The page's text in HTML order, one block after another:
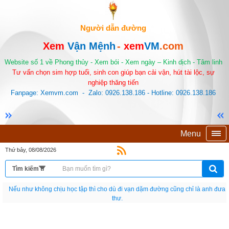
Người dẫn đường
Xem Vận Mệnh- xemVM.com
Website số 1 về Phong thủy - Xem bói - Xem ngày – Kinh dịch - Tâm linh
Tư vấn chọn sim hợp tuổi, sinh con giúp bạn cải vận, hút tài lộc, sự
nghiệp thăng tiến
Fanpage: Xemvm.com - Zalo: 0926.138.186 - Hotline: 0926.138.186
Menu
Thứ bảy, 08/08/2026
Nếu như không chịu học tập thì cho dù đi vạn dặm đường cũng chỉ là anh đưa
thư.